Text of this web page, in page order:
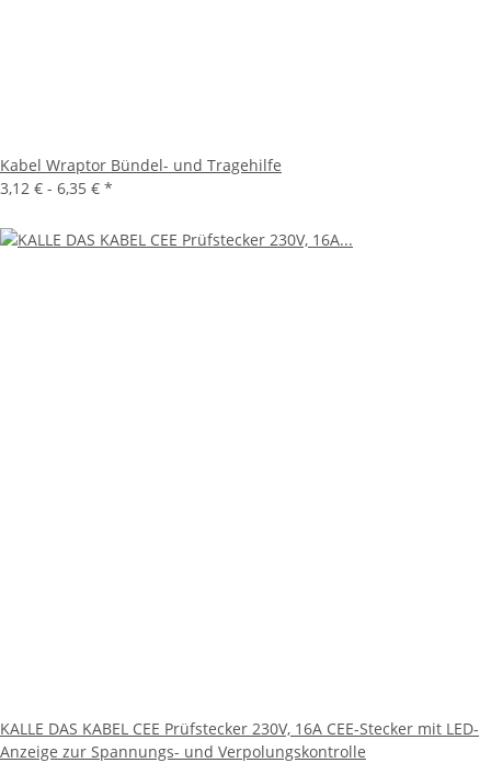
Kabel Wraptor Bündel- und Tragehilfe
3,12 € - 6,35 € *
KALLE DAS KABEL CEE Prüfstecker 230V, 16A CEE-Stecker mit LED-
Anzeige zur Spannungs- und Verpolungskontrolle